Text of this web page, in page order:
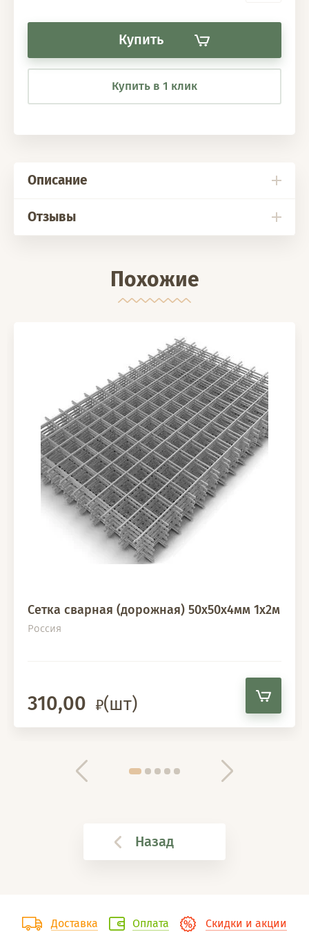
Купить
Купить в 1 клик
Описание
Отзывы
Похожие
Сетка сварная (дорожная) 50х50х4мм 1х2м
Россия
310,00 (шт)
Назад
Доставка Оплата Скидки и акции